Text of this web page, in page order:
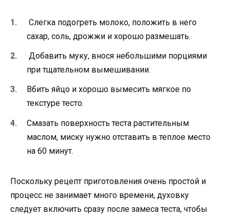
Слегка подогреть молоко, положить в него
сахар, соль, дрожжи и хорошо размешать.
Добавить муку, внося небольшими порциями
при тщательном вымешивании.
Вбить яйцо и хорошо вымесить мягкое по
текстуре тесто.
Смазать поверхность теста растительным
маслом, миску нужно отставить в теплое место
на 60 минут.
Поскольку рецепт приготовления очень простой и
процесс не занимает много времени, духовку
следует включить сразу после замеса теста, чтобы